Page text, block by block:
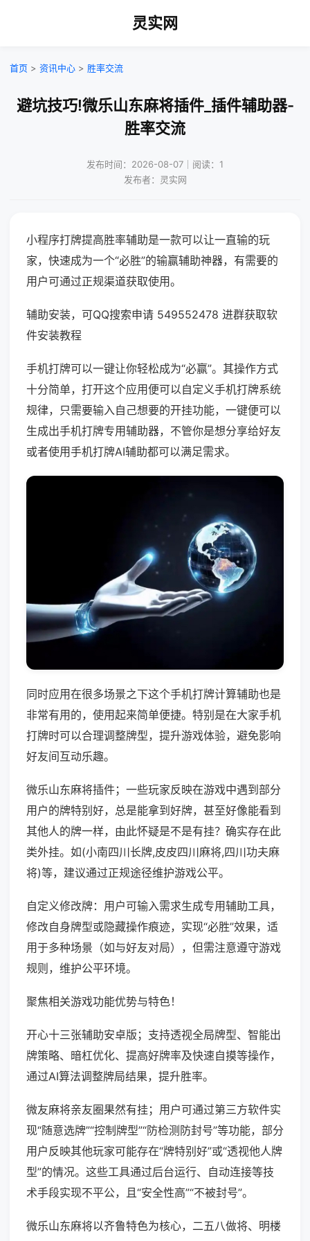
灵实网
首页 > 资讯中心 > 胜率交流
避坑技巧!微乐山东麻将插件_插件辅助器-
胜率交流
发布时间：2026-08-07｜阅读：1
发布者：灵实网
小程序打牌提高胜率辅助是一款可以让一直输的玩
家，快速成为一个“必胜”的输赢辅助神器，有需要的
用户可通过正规渠道获取使用。
辅助安装，可QQ搜索申请 549552478 进群获取软
件安装教程
手机打牌可以一键让你轻松成为“必赢”。其操作方式
十分简单，打开这个应用便可以自定义手机打牌系统
规律，只需要输入自己想要的开挂功能，一键便可以
生成出手机打牌专用辅助器，不管你是想分享给好友
或者使用手机打牌AI辅助都可以满足需求。
同时应用在很多场景之下这个手机打牌计算辅助也是
非常有用的，使用起来简单便捷。特别是在大家手机
打牌时可以合理调整牌型，提升游戏体验，避免影响
好友间互动乐趣。
微乐山东麻将插件；一些玩家反映在游戏中遇到部分
用户的牌特别好，总是能拿到好牌，甚至好像能看到
其他人的牌一样，由此怀疑是不是有挂？确实存在此
类外挂。如(小南四川长牌,皮皮四川麻将,四川功夫麻
将)等，建议通过正规途径维护游戏公平。
自定义修改牌：用户可输入需求生成专用辅助工具，
修改自身牌型或隐藏操作痕迹，实现“必胜”效果，适
用于多种场景（如与好友对局），但需注意遵守游戏
规则，维护公平环境。
聚焦相关游戏功能优势与特色！
开心十三张辅助安卓版；支持透视全局牌型、智能出
牌策略、暗杠优化、提高好牌率及快速自摸等操作，
通过AI算法调整牌局结果，提升胜率。
微友麻将亲友圈果然有挂；用户可通过第三方软件实
现“随意选牌”“控制牌型”“防检测防封号”等功能，部分
用户反映其他玩家可能存在“牌特别好”或“透视他人牌
型”的情况。这些工具通过后台运行、自动连接等技
术手段实现不平公，且“安全性高”“不被封号”。
微乐山东麻将以齐鲁特色为核心，二五八做将、明楼